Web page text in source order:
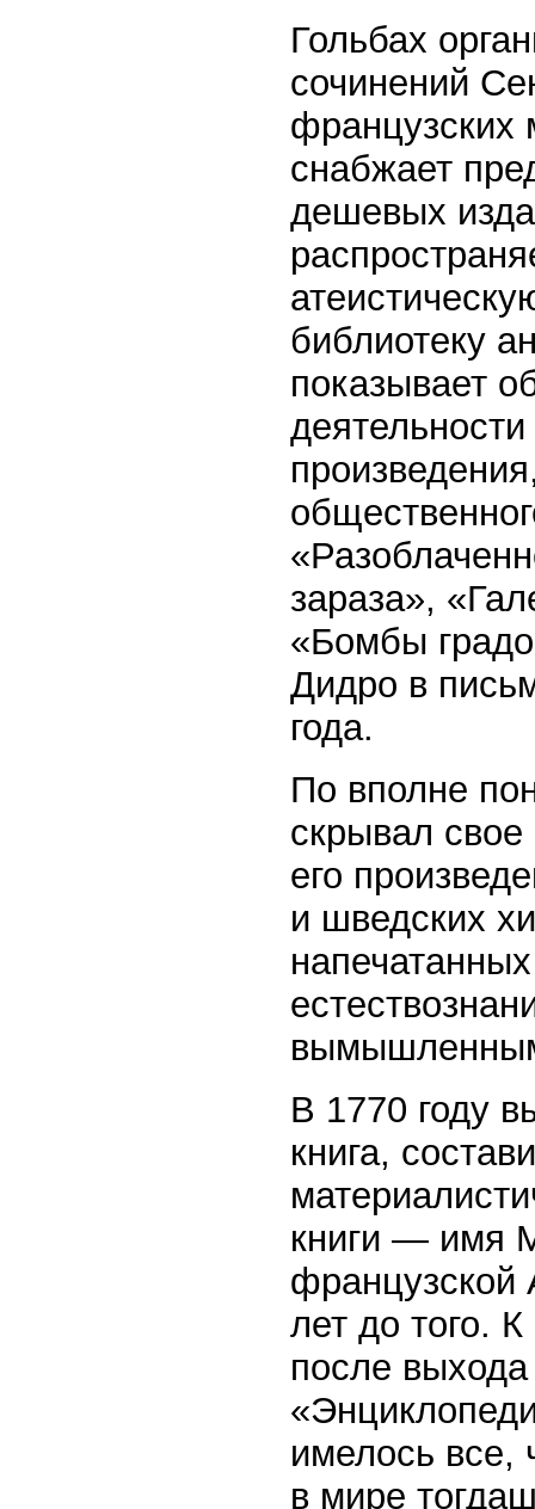
Гольбах
сочинений
французских
снабжает
дешевых
библиотеку
показывает
зараза»,
«Бомбы
Дидро в
года.
По вполне
скрывал
его
и шведских
В 1770 году
книга,
книги — имя
французской
лет до того.
после
имелось все,
в мире